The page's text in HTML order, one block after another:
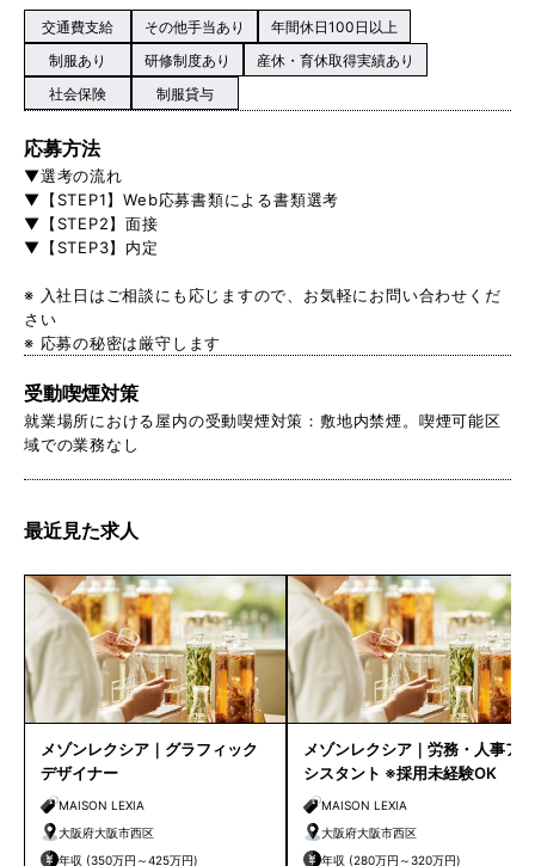
交通費支給 その他手当あり
年間休日100日以上
制服あり
研修制度あり
産休・育休取得実績あり
社会保険
制服貸与
応募方法
▼選考の流れ
▼【STEP1】Web応募書類による書類選考
▼【STEP2】面接
▼【STEP3】内定
※ 入社日はご相談にも応じますので、お気軽にお問い合わせくだ
さい
※ 応募の秘密は厳守します
受動喫煙対策
就業場所における屋内の受動喫煙対策：敷地内禁煙。喫煙可能区
域での業務なし
最近見た求人
メゾンレクシア｜グラフィック
デザイナー
MAISON LEXIA
大阪府大阪市西区
年収 (350万円～425万円)
メゾンレクシア｜労務・人事ア
シスタント ※採用未経験OK
MAISON LEXIA
大阪府大阪市西区
年収 (280万円～320万円)